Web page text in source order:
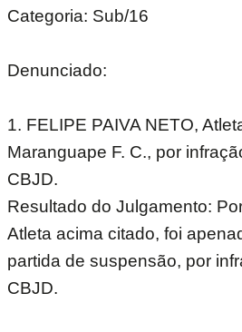
Categoria: Sub/16
Denunciado:
1. FELIPE PAIVA NETO,
Maranguape F. C., por
CBJD.
Resultado do Julgamento:
Atleta acima citado, foi
partida de suspensão, por
CBJD.